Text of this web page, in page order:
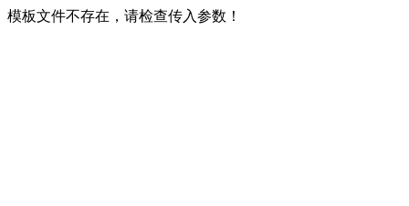
模板文件不存在，请检查传入参数！